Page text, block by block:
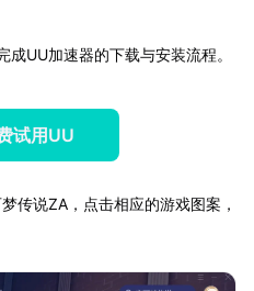
UU加速器的下载与安装流程。
试用UU
传说ZA，点击相应的游戏图案，